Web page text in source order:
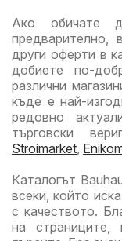
Ако обичате
предварително,
други оферти в
добиете по-
различни
къде е най-
редовно
търговски
Stroimarket
Каталогът
всеки, който
с качеството.
на